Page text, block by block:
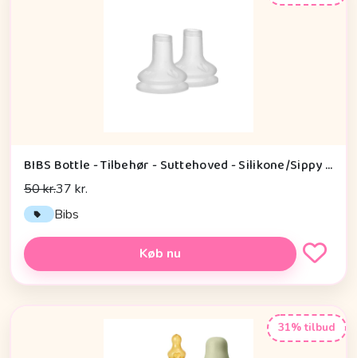
BIBS Bottle - Tilbehør - Suttehoved - Silikone/Sippy - 2-Pak
50 kr.37 kr.
Bibs
Køb nu
31% tilbud